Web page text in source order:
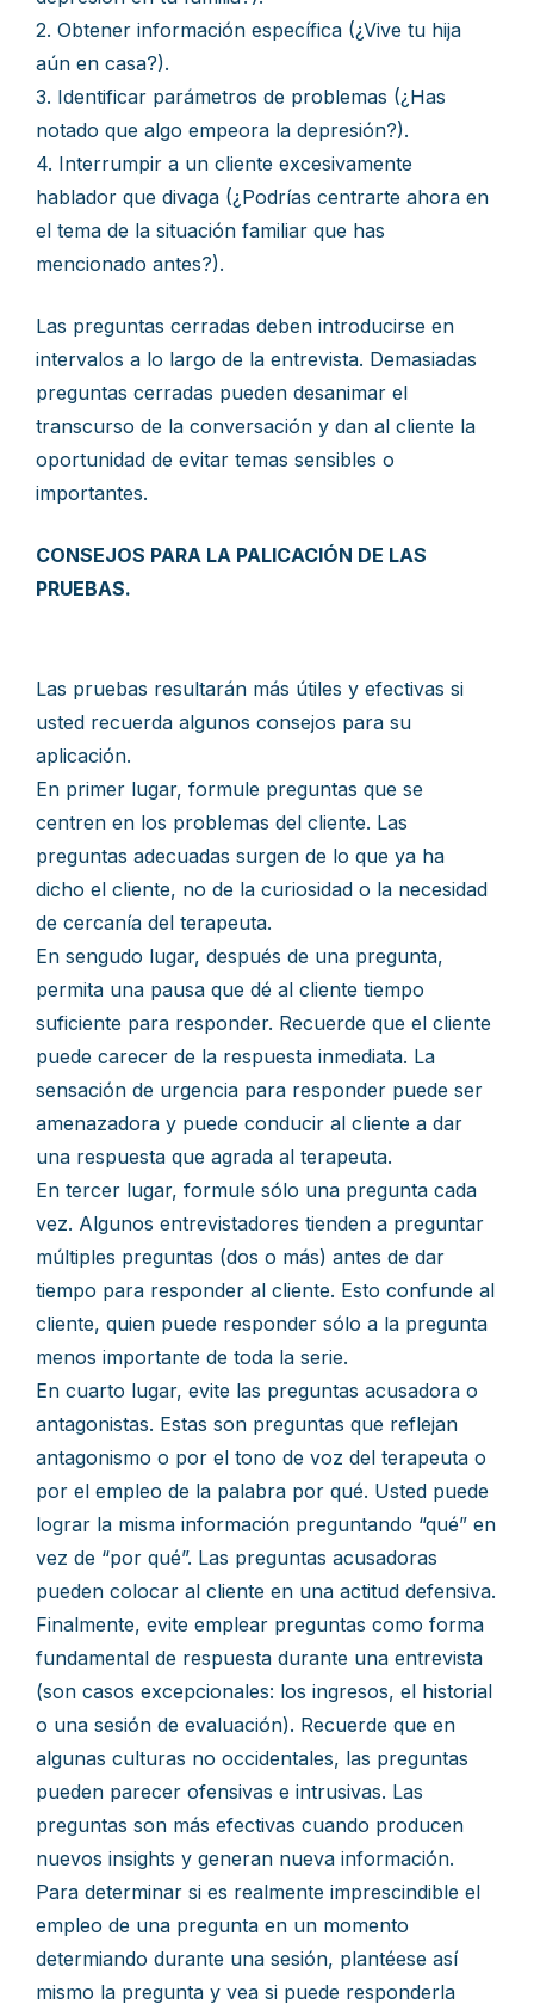
2. Obtener información específica (¿Vive tu hija
aún en casa?).
3. Identificar parámetros de problemas (¿Has
notado que algo empeora la depresión?).
4. Interrumpir a un cliente excesivamente
hablador que divaga (¿Podrías centrarte ahora en
el tema de la situación familiar que has
mencionado antes?).
Las preguntas cerradas deben introducirse en
intervalos a lo largo de la entrevista. Demasiadas
preguntas cerradas pueden desanimar el
transcurso de la conversación y dan al cliente la
oportunidad de evitar temas sensibles o
importantes.
CONSEJOS PARA LA PALICACIÓN DE LAS
PRUEBAS.
Las pruebas resultarán más útiles y efectivas si
usted recuerda algunos consejos para su
aplicación.
En primer lugar, formule preguntas que se
centren en los problemas del cliente. Las
preguntas adecuadas surgen de lo que ya ha
dicho el cliente, no de la curiosidad o la necesidad
de cercanía del terapeuta.
En sengudo lugar, después de una pregunta,
permita una pausa que dé al cliente tiempo
suficiente para responder. Recuerde que el cliente
puede carecer de la respuesta inmediata. La
sensación de urgencia para responder puede ser
amenazadora y puede conducir al cliente a dar
una respuesta que agrada al terapeuta.
En tercer lugar, formule sólo una pregunta cada
vez. Algunos entrevistadores tienden a preguntar
múltiples preguntas (dos o más) antes de dar
tiempo para responder al cliente. Esto confunde al
cliente, quien puede responder sólo a la pregunta
menos importante de toda la serie.
En cuarto lugar, evite las preguntas acusadora o
antagonistas. Estas son preguntas que reflejan
antagonismo o por el tono de voz del terapeuta o
por el empleo de la palabra por qué. Usted puede
lograr la misma información preguntando “qué” en
vez de “por qué”. Las preguntas acusadoras
pueden colocar al cliente en una actitud defensiva.
Finalmente, evite emplear preguntas como forma
fundamental de respuesta durante una entrevista
(son casos excepcionales: los ingresos, el historial
o una sesión de evaluación). Recuerde que en
algunas culturas no occidentales, las preguntas
pueden parecer ofensivas e intrusivas. Las
preguntas son más efectivas cuando producen
nuevos insights y generan nueva información.
Para determinar si es realmente imprescindible el
empleo de una pregunta en un momento
determiando durante una sesión, plantéese así
mismo la pregunta y vea si puede responderla